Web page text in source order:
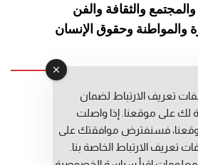
والمجتمع والثقافة والفن
والمواطنة وحقوق الإنسان
عبد الرحيم التوراني
المساعد: المعطي قبال
فاطمة حوحو
تعريف الارتباط لضمان
لك على موقعنا. إذا واصلت
فسنفترض موافقتك على
تعريف الارتباط الخاصة بنا.